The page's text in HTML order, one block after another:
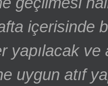
içerisinde
yapılacak ve
uygun atıf